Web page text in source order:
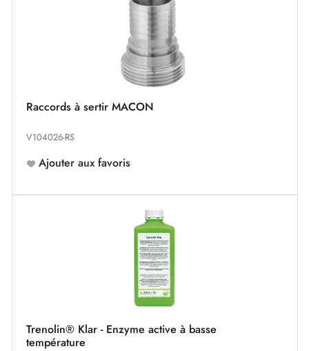
Raccords à sertir MACON
V104026-RS
Ajouter aux favoris
Trenolin® Klar - Enzyme active à basse
température